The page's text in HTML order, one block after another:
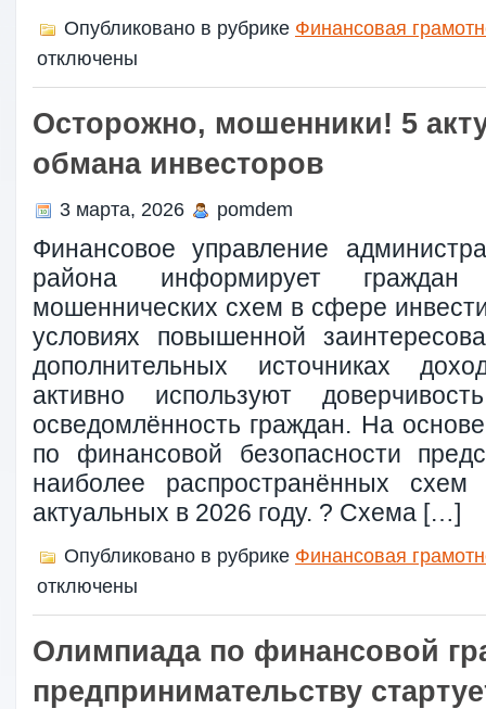
Опубликовано в рубрике Финансовая
отключены
Осторожно, мошенники! 5
обмана инвесторов
3 марта, 2026 pomdem
Финансовое управление
района информирует
мошеннических схем в сфере
условиях повышенной
дополнительных источниках
активно используют
осведомлённость граждан. На
по финансовой безопасности
наиболее распространённых схем
актуальных в 2026 году. ? Схема […]
Опубликовано в рубрике Финансовая
отключены
Олимпиада по финансовой
предпринимательству